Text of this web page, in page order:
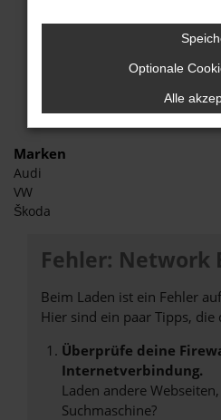
Marken
Audi
VW
Škoda
Fehler: Network
Beim Laden ist ein Fehler
Hier sind ein paar Tipps,
Überprüfe deine
Internetverbindung.
Laden andere
Suchmaschine?
Optionale
Alle